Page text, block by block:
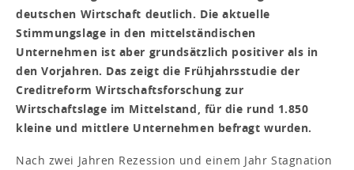
deutschen Wirtschaft deutlich. Die aktuelle
Stimmungslage in den mittelständischen
Unternehmen ist aber grundsätzlich positiver als in
den Vorjahren. Das zeigt die Frühjahrsstudie der
Creditreform Wirtschaftsforschung zur
Wirtschaftslage im Mittelstand, für die rund 1.850
kleine und mittlere Unternehmen befragt wurden.
Nach zwei Jahren Rezession und einem Jahr Stagnation